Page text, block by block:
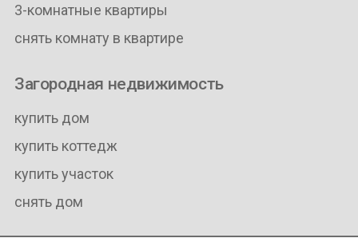
3-комнатные квартиры
снять комнату в квартире
Загородная недвижимость
купить дом
купить коттедж
купить участок
снять дом